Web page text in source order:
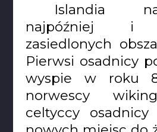
Islandia
najpóźniej i
zasiedlonych
Pierwsi osadnicy
wyspie w roku
norwescy
celtyccy osadnicy